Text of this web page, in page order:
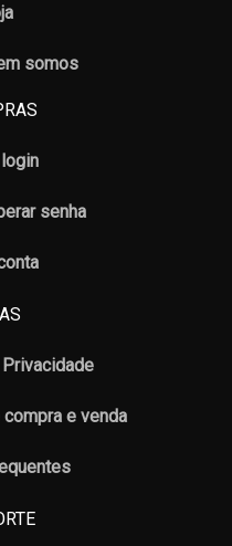
senha
e venda